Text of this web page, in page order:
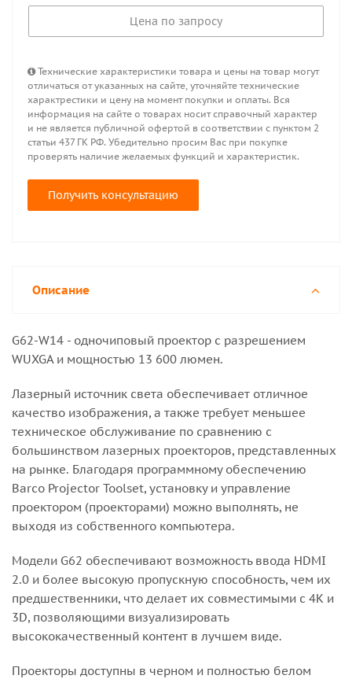
Цена по запросу
Технические характеристики товара и цены на товар могут
отличаться от указанных на сайте, уточняйте технические
характрестики и цену на момент покупки и оплаты. Вся
информация на сайте о товарах носит справочный характер
и не является публичной офертой в соответствии с пунктом 2
статьи 437 ГК РФ. Убедительно просим Вас при покупке
проверять наличие желаемых функций и характеристик.
Получить консультацию
Описание
G62-W14 - одночиповый проектор с разрешением
WUXGA и мощностью 13 600 люмен.
Лазерный источник света обеспечивает отличное
качество изображения, а также требует меньшее
техническое обслуживание по сравнению с
большинством лазерных проекторов, представленных
на рынке. Благодаря программному обеспечению
Barco Projector Toolset, установку и управление
проектором (проекторами) можно выполнять, не
выходя из собственного компьютера.
Модели G62 обеспечивают возможность ввода HDMI
2.0 и более высокую пропускную способность, чем их
предшественники, что делает их совместимыми с 4K и
3D, позволяющими визуализировать
высококачественный контент в лучшем виде.
Проекторы доступны в черном и полностью белом